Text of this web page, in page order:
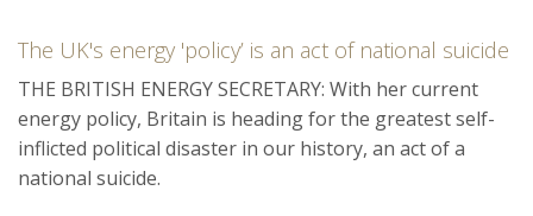
The UK's energy 'policy’ is an act of national suicide
THE BRITISH ENERGY SECRETARY: With her current
energy policy, Britain is heading for the greatest self-
inflicted political disaster in our history, an act of a
national suicide.